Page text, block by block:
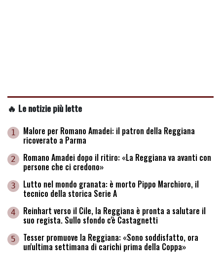
🔥 Le notizie più lette
1 Malore per Romano Amadei: il patron della Reggiana
ricoverato a Parma
2 Romano Amadei dopo il ritiro: «La Reggiana va avanti con
persone che ci credono»
3 Lutto nel mondo granata: è morto Pippo Marchioro, il
tecnico della storica Serie A
4 Reinhart verso il Cile, la Reggiana è pronta a salutare il
suo regista. Sullo sfondo c'è Castagnetti
5 Tesser promuove la Reggiana: «Sono soddisfatto, ora
un'ultima settimana di carichi prima della Coppa»